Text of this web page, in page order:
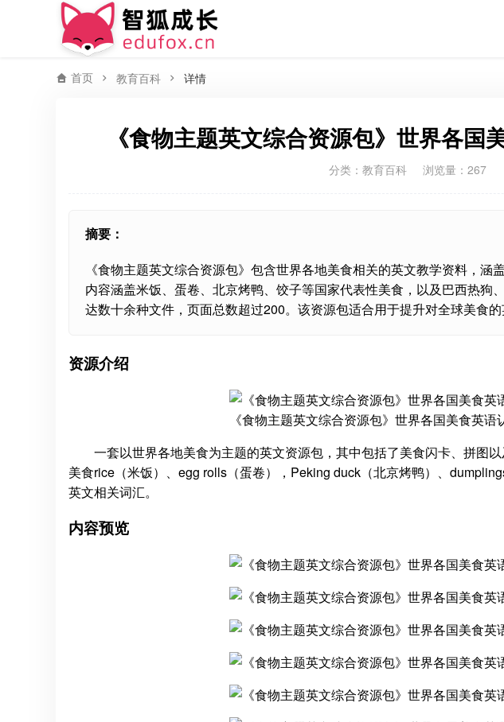
首页 教育百科 详情
《食物主题英文综合资源包》世界各国
分类： 教育百科 浏览量：267
摘要：
《食物主题英文综合资源包》包含世界各地美食相关的英文教学资料，涵
内容涵盖米饭、蛋卷、北京烤鸭、饺子等国家代表性美食，以及巴西热狗
达数十余种文件，页面总数超过200。该资源包适合用于提升对全球美食的
资源介绍
《食物主题英文综合资源包》世界各国美食英语
一套以世界各地美食为主题的英文资源包，其中包括了美食闪卡、拼图
美食rice（米饭）、egg rolls（蛋卷），Peking duck（北京烤鸭）、
英文相关词汇。
内容预览